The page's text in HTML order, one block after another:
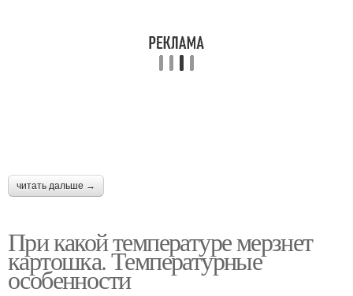
читать дальше →
При какой температуре мерзнет
картошка. Температурные
особенности